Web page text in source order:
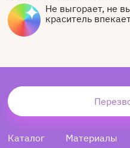
Не выгорает, не
краситель
Каталог Материалы